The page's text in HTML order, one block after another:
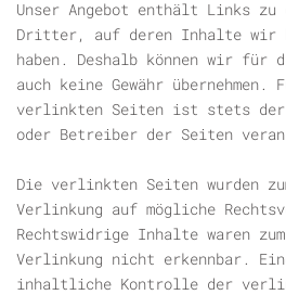
Unser Angebot enthält Links zu
Dritter, auf deren Inhalte wir
haben. Deshalb können wir für
auch keine Gewähr
verlinkten Seiten ist stets
oder Betreiber der Seiten
Die verlinkten Seiten wurden
Verlinkung auf mögliche
Rechtswidrige Inhalte waren
Verlinkung nicht erkennbar.
inhaltliche Kontrolle der